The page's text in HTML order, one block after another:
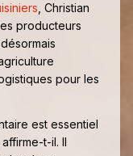
, Christian
producteurs
pour les
est essentiel
t-il. Il